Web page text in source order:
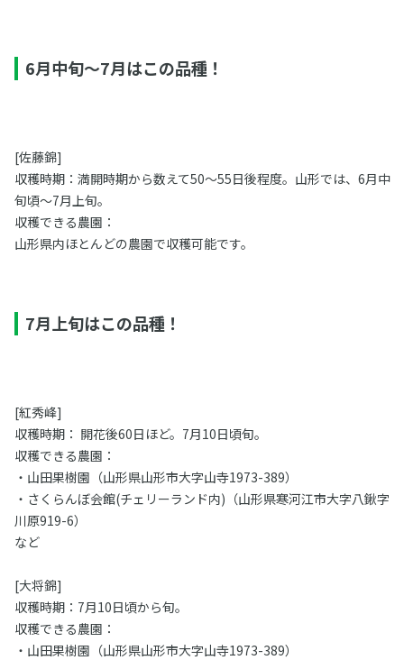
6月中旬～7月はこの品種！
[佐藤錦]
収穫時期：満開時期から数えて50～55日後程度。山形では、6月中
旬頃～7月上旬。
収穫できる農園：
山形県内ほとんどの農園で収穫可能です。
7月上旬はこの品種！
[紅秀峰]
収穫時期： 開花後60日ほど。7月10日頃旬。
収穫できる農園：
・山田果樹園（山形県山形市大字山寺1973-389）
・さくらんぼ会館(チェリーランド内)（山形県寒河江市大字八鍬字
川原919-6）
など
[大将錦]
収穫時期：7月10日頃から旬。
収穫できる農園：
・山田果樹園（山形県山形市大字山寺1973-389）